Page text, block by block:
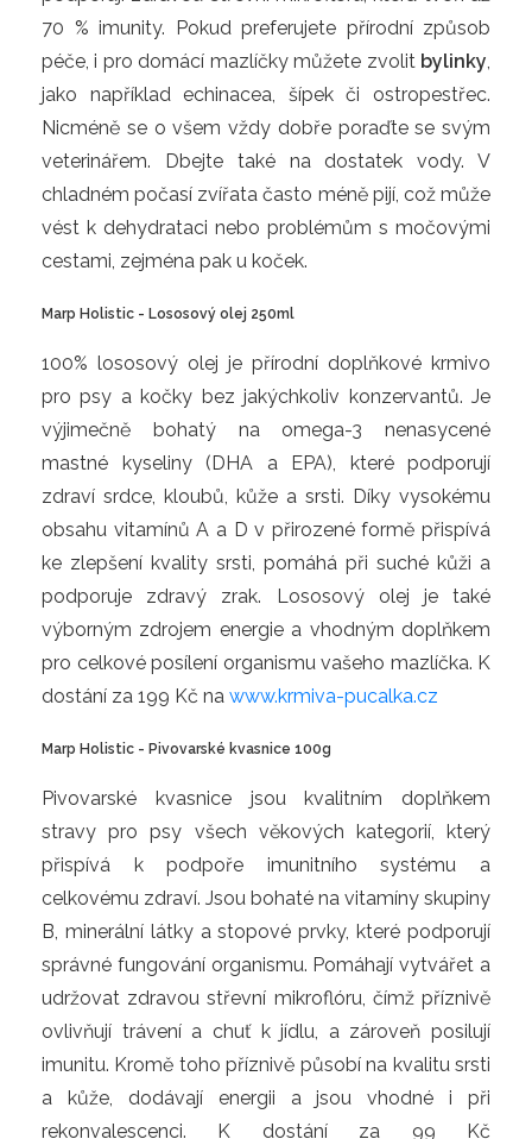
70 % imunity. Pokud preferujete přírodní způsob
péče, i pro domácí mazlíčky můžete zvolit bylinky,
jako například echinacea, šípek či ostropestřec.
Nicméně se o všem vždy dobře poraďte se svým
veterinářem. Dbejte také na dostatek vody. V
chladném počasí zvířata často méně pijí, což může
vést k dehydrataci nebo problémům s močovými
cestami, zejména pak u koček.
Marp Holistic - Lososový olej 250ml
100% lososový olej je přírodní doplňkové krmivo
pro psy a kočky bez jakýchkoliv konzervantů. Je
výjimečně bohatý na omega-3 nenasycené
mastné kyseliny (DHA a EPA), které podporují
zdraví srdce, kloubů, kůže a srsti. Díky vysokému
obsahu vitamínů A a D v přirozené formě přispívá
ke zlepšení kvality srsti, pomáhá při suché kůži a
podporuje zdravý zrak. Lososový olej je také
výborným zdrojem energie a vhodným doplňkem
pro celkové posílení organismu vašeho mazlíčka. K
dostání za 199 Kč na www.krmiva-pucalka.cz
Marp Holistic - Pivovarské kvasnice 100g
Pivovarské kvasnice jsou kvalitním doplňkem
stravy pro psy všech věkových kategorií, který
přispívá k podpoře imunitního systému a
celkovému zdraví. Jsou bohaté na vitamíny skupiny
B, minerální látky a stopové prvky, které podporují
správné fungování organismu. Pomáhají vytvářet a
udržovat zdravou střevní mikroflóru, čímž příznivě
ovlivňují trávení a chuť k jídlu, a zároveň posilují
imunitu. Kromě toho příznivě působí na kvalitu srsti
a kůže, dodávají energii a jsou vhodné i při
rekonvalescenci. K dostání za 99 Kč